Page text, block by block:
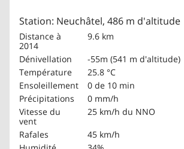
Station: Neuchâtel, 486 m d'altitude
Distance à
2014
9.6 km
Dénivellation
-55m (541 m d'altitude)
Température
25.8 °C
Ensoleillement
0 de 10 min
Précipitations
0 mm/h
Vitesse du
vent
25 km/h du NNO
Rafales
45 km/h